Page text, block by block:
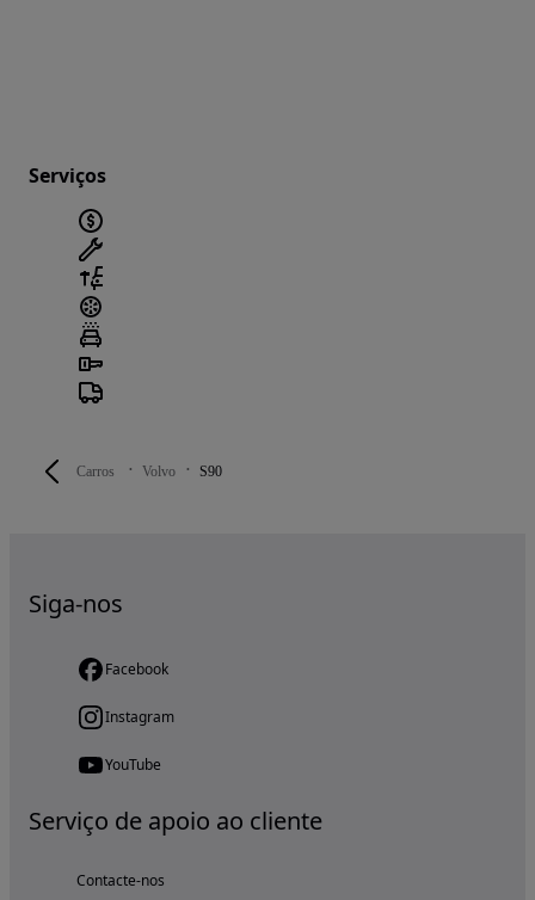
Carros Volvo S90
Serviços
Siga-nos
Facebook
Instagram
YouTube
Serviço de apoio ao cliente
Contacte-nos